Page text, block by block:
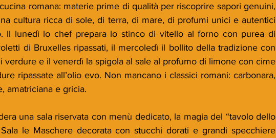
romana: materie prime di qualità per riscoprire sapori genuini,
cultura ricca di sole, di terra, di mare, di profumi unici e autentici
Il lunedì lo chef prepara lo stinco di vitello al forno con purea di
di Bruxelles ripassati, il mercoledì il bollito della tradizione con
verdure e il venerdì la spigola al sale al profumo di limone con cime
ripassate all’olio evo. Non mancano i classici romani: carbonara,
amatriciana e gricia.
una sala riservata con menù dedicato, la magia del “tavolo dello
le Maschere decorata con stucchi dorati e grandi specchiere